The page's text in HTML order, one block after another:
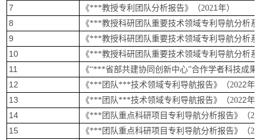
7
《***教授专利 团队分析报告》（2021年）
8
《***教授科研团队重要技术领域专利导航分析系
9 《***教授科研团队重要技术领域专利导航分析系
10 《***教授科研团队重要技术领域专利导航分析系
11 《“***省部共建协同创新中心”合作学者科技成果
12 《***团队***技术领域专利导航报告》（2022年）
13
《***团队***技术领域专利导航报告》（2022年）
14
《***团队重点科研项目专利导航分析报告》（202
15
《***团队重点科研项目专利导航分析报告》（202